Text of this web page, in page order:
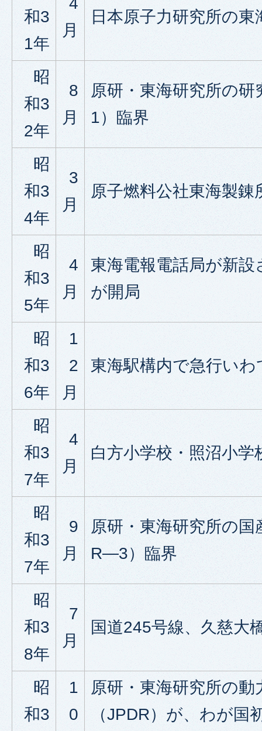
和3
1年
月
日本原子力研究所の東
昭
和3
2年
8
月
原研・東海研究所の
1）臨界
昭
和3
4年
3
月
原子燃料公社東海製錬
昭
和3
5年
4
月
東海電報電話局が新設
が開局
昭
和3
6年
1
2
月
東海駅構内で急行い
昭
和3
7年
4
月
白方小学校・照沼小学
昭
和3
7年
9
月
原研・東海研究所の
R―3）臨界
昭
和3
8年
7
月
国道245号線、久慈大
昭
和3
1
0
原研・東海研究所の動
（JPDR）が、わが国